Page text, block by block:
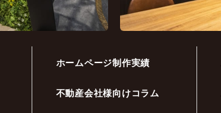
ホームページ制作実績
不動産会社様向けコラム